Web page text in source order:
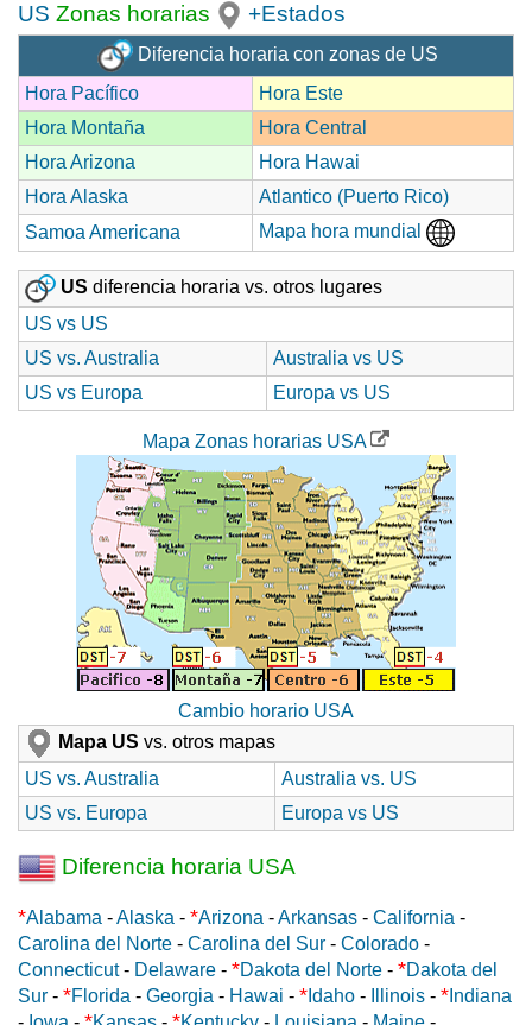
US Zonas horarias +Estados
Diferencia horaria con zonas de US
Hora Pacífico
Hora Este
Hora Montaña
Hora Central
Hora Arizona
Hora Hawai
Hora Alaska
Atlantico (Puerto Rico)
Samoa Americana
Mapa hora mundial
US diferencia horaria vs. otros lugares
US vs US
US vs. Australia
Australia vs US
US vs Europa
Europa vs US
Mapa Zonas horarias USA
Cambio horario USA
Mapa US vs. otros mapas
US vs. Australia
Australia vs. US
US vs. Europa
Europa vs US
Diferencia horaria USA
*Alabama -Alaska - *Arizona -Arkansas - California -
Carolina del Norte - Carolina del Sur - Colorado -
Connecticut- Delaware - *Dakota del Norte - *Dakota del
Sur - *Florida - Georgia - Hawai - * Idaho - Illinois - * Indiana